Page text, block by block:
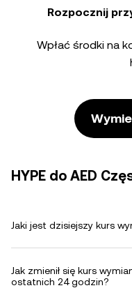
Rozpocznij
Wpłać środki na
HYPE do AED
Jaki jest dzisiejszy kurs
Jak zmienił się kurs
ostatnich 24 godzin?